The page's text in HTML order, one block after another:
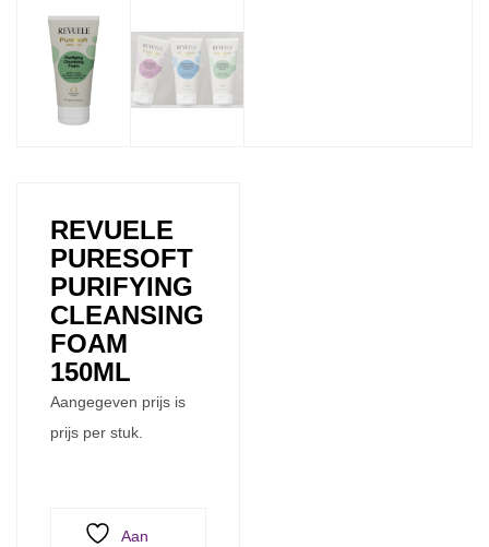
REVUELE
PURESOFT
PURIFYING
CLEANSING
FOAM
150ML
Aangegeven prijs is
prijs per stuk.
Aan